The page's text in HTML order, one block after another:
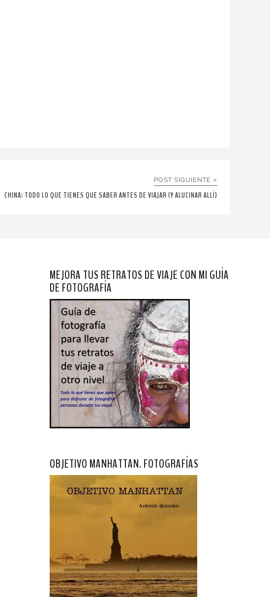
POST SIGUIENTE »
CHINA: TODO LO QUE TIENES QUE SABER ANTES DE VIAJAR (Y ALUCINAR ALLÍ)
MEJORA TUS RETRATOS DE VIAJE CON MI GUÍA
DE FOTOGRAFÍA
OBJETIVO MANHATTAN. FOTOGRAFÍAS